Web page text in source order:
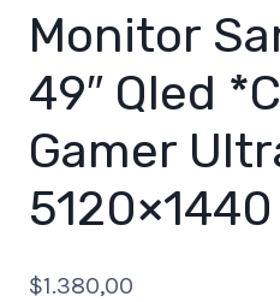
Monitor
49″ Qled
Gamer
$1.380,00